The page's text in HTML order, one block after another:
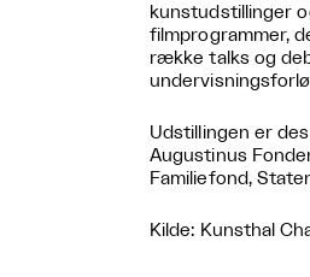
kunstudstillinger
filmprogrammer,
række talks og
Udstillingen er
Augustinus
Familiefond,
Kilde: Kunsthal